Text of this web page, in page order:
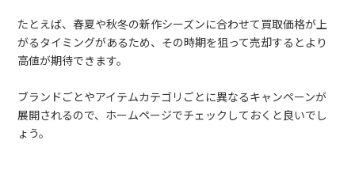
たとえば、春夏や秋冬の新作シーズンに合わせて買取価格が上
がるタイミングがあるため、その時期を狙って売却するとより
高値が期待できます。
ブランドごとやアイテムカテゴリごとに異なるキャンペーンが
展開されるので、ホームページでチェックしておくと良いでし
ょう。